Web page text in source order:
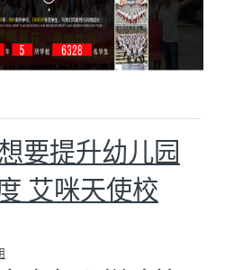
要提升幼儿园
艾咪天使校